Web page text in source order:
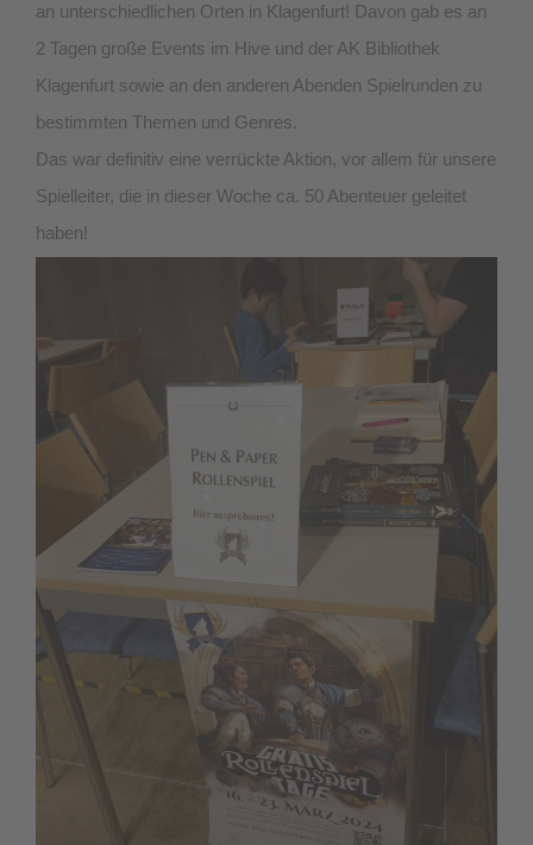
an unterschiedlichen Orten in Klagenfurt! Davon gab es an
2 Tagen große Events im Hive und der AK Bibliothek
Klagenfurt sowie an den anderen Abenden Spielrunden zu
bestimmten Themen und Genres.
Das war definitiv eine verrückte Aktion, vor allem für unsere
Spielleiter, die in dieser Woche ca. 50 Abenteuer geleitet
haben!